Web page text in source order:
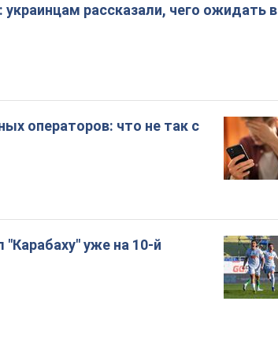
рассказали, чего ожидать в
операторов: что не так с
уже на 10-й